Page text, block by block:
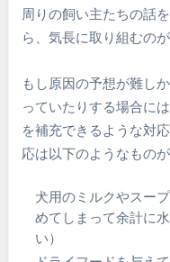
周りの飼い主たちの話
ら、気長に取り組むの
もし原因の予想が難し
っていたりする場合に
を補充できるような対
応は以下のようなものが
犬用のミルクやスー
めてしまって余計に
い）